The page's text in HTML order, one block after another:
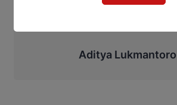
Aditya Lukmantoro